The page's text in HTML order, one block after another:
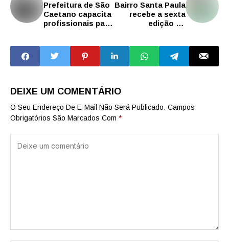
Prefeitura de São
Caetano capacita
profissionais para
Manchester nos
hospitais
Bairro Santa Paula
recebe a sexta
edição do
DEIXE UM COMENTÁRIO
O Seu Endereço De E-Mail Não Será Publicado. Campos
Obrigatórios São Marcados Com *